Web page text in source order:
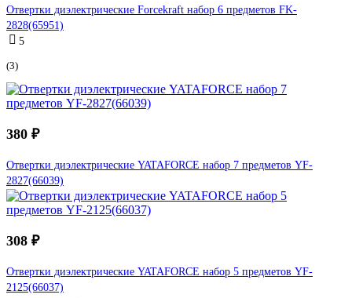
Отвертки диэлектрические Forcekraft набор 6 предметов FK-
2828(65951)
5
(3)
380 ₽
Отвертки диэлектрические YATAFORCE набор 7 предметов YF-
2827(66039)
308 ₽
Отвертки диэлектрические YATAFORCE набор 5 предметов YF-
2125(66037)